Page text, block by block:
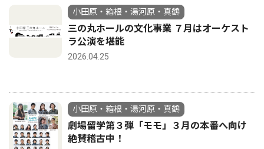
小田原・箱根・湯河原・真鶴
三の丸ホールの文化事業 ７月はオーケスト
ラ公演を堪能
2026.04.25
小田原・箱根・湯河原・真鶴
劇場留学第３弾「モモ」３月の本番へ向け
絶賛稽古中！